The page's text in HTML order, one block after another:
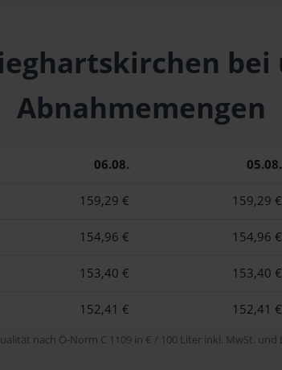
Abnahmemengen
06.08. 05.08.
159,29 € 159,29 €
154,96 € 154,96 €
153,40 € 153,40 €
152,41 € 152,41 €
nach Ö-Norm C 1109 in € / 100 Liter inkl. MwSt. und